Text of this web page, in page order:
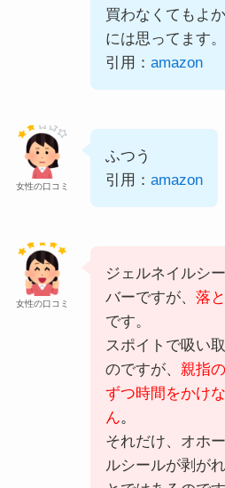
買わなくてもよ
には思ってます。
引用： amazon
女性の口コミ
ふつう
引用： amazon
女性の口コミ
ジェルネイルシ
バーですが、 落
です。
スポイトで吸い
のですが、 親指
ずつ時間をかけ
ん。
それだけ、オホ
ルシールが剥が